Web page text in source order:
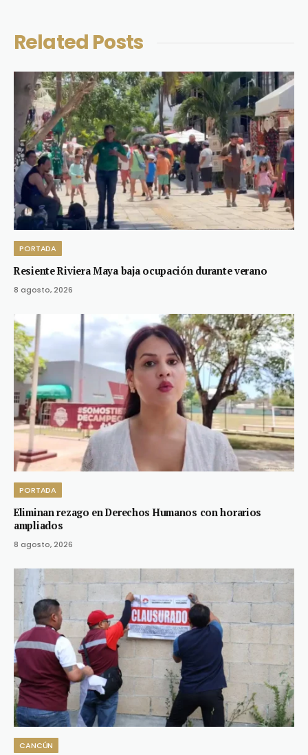
Related Posts
PORTADA
Resiente Riviera Maya baja ocupación durante verano
8 agosto, 2026
PORTADA
Eliminan rezago en Derechos Humanos con horarios
ampliados
8 agosto, 2026
CANCÚN